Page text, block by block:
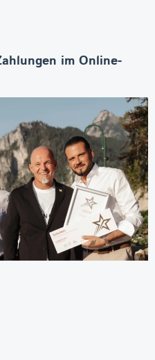
im Online-